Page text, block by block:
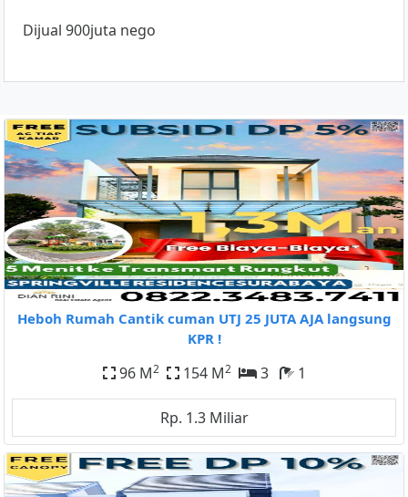
Dijual 900juta nego
Heboh Rumah Cantik cuman UTJ 25 JUTA AJA langsung
KPR !
96 M2 154 M2 3 1
Rp. 1.3 Miliar